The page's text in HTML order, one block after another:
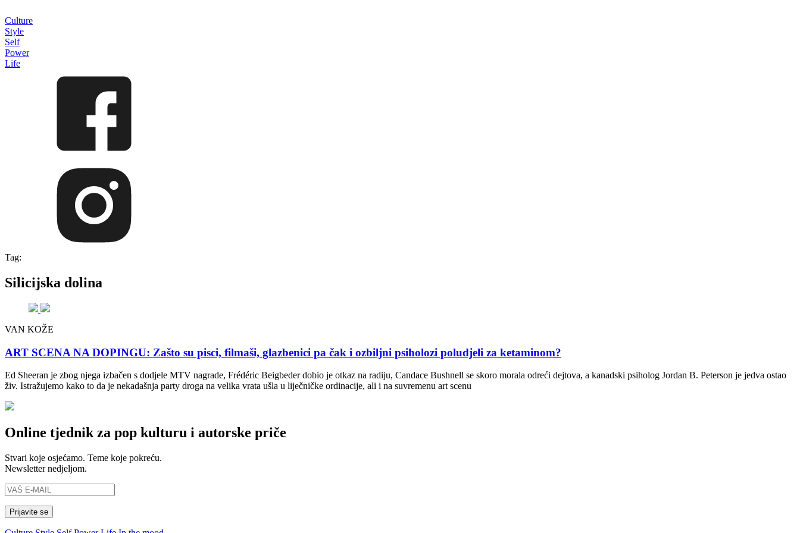
Culture
Style
Self
Power
Life
Tag:
Silicijska dolina
VAN KOŽE
ART SCENA NA DOPINGU: Zašto su pisci, filmaši, glazbenici pa čak i ozbiljni psiholozi poludjeli za ketaminom?
Ed Sheeran je zbog njega izbačen s dodjele MTV nagrade, Frédéric Beigbeder dobio je otkaz na radiju, Candace Bushnell se skoro morala odreći dejtova, a kanadski psiholog Jordan B. Peterson je jedva ostao
živ. Istražujemo kako to da je nekadašnja party droga na velika vrata ušla u liječničke ordinacije, ali i na suvremenu art scenu
Online tjednik za pop kulturu i autorske priče
Stvari koje osjećamo. Teme koje pokreću.
Newsletter nedjeljom.